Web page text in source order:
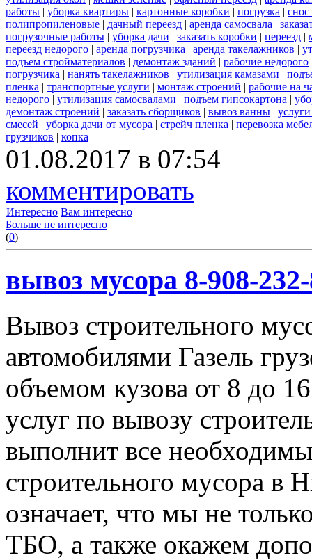
работы | уборка квартиры | картонные коробки | погрузка | снос
полипропиленовые | дачный переезд | аренда самосвала |
погрузочные работы | уборка дачи | заказать коробки | переезд |
переезд недорого | аренда погрузчика | аренда такелажников |
подъем стройматериалов | демонтаж зданий | рабочие недорого
погрузчика | нанять такелажников | утилизация камазами |
пленка | транспортные услуги | монтаж строений | рабочие на
недорого | утилизация самосвалами | подъем гипсокартона |
демонтаж строений | заказать сборщиков | вывоз ванны |
смесей | уборка дачи от мусора | стрейч пленка | перевозка
грузчиков | копка
01.08.2017 в 07:54
комментировать
Интересно Вам интересно
Больше не интересно
(0)
вывоз мусора 8-908-
Вывоз строительного
автомобилями Газель
объемом кузова от 8 до
услуг по вывозу
выполнит все
строительного мусора в
означает, что мы не
ТБО, а также окажем